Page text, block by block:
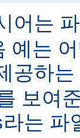
어는
예는
공하
보여
라는 파